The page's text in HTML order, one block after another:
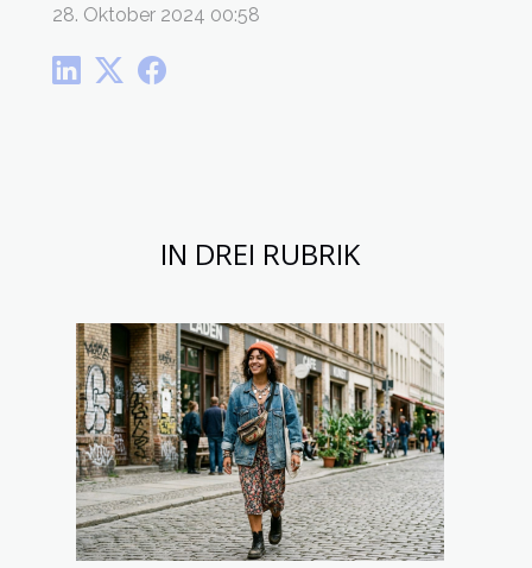
IN DREI RUBRIK
28. Oktober 2024 00:58